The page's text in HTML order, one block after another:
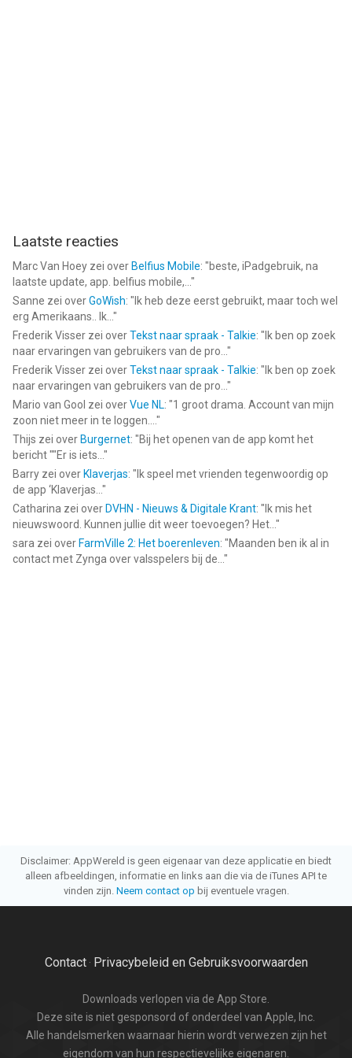
--
zooplus – online dierenwinkel van Zooplus SE is een app voor
iPhone, iPad en iPod touch met iOS versie 17.0 of hoger,
geschikt bevonden voor gebruikers met leeftijden vanaf
.
Informatie voor zooplus – online dierenwinkelis het laatst
vergeleken op 6 Aug om 20:21.
Laatste reacties
Marc Van Hoey zei over Belfius Mobile: "beste, iPadgebruik, na
laatste update, app. belfius mobile,... "
Sanne zei overGoWish: " Ik heb deze eerst gebruikt, maar toch wel
erg Amerikaans.. Ik... "
Frederik Visser zei overTekst naar spraak - Talkie: " Ik ben op zoek
naar ervaringen van gebruikers van de pro... "
Frederik Visser zei overTekst naar spraak - Talkie: " Ik ben op zoek
naar ervaringen van gebruikers van de pro... "
Mario van Gool zei overVue NL: "1 groot drama. Account van mijn
zoon niet meer in te loggen.... "
Thijs zei over Burgernet: "Bij het openen van de app komt het
bericht ""Er is iets... "
Barry zei over Klaverjas: " Ik speel met vrienden tegenwoordig op
de app ‘Klaverjas... "
Catharina zei over DVHN - Nieuws & Digitale Krant: " Ik mis het
nieuwswoord. Kunnen jullie dit weer toevoegen? Het... "
sara zei over FarmVille 2: Het boerenleven: "Maanden ben ik al in
contact met Zynga over valsspelers bij de... "
Disclaimer: AppWereld is geen eigenaar van deze applicatie en biedt
alleen afbeeldingen, informatie en links aan die via de iTunes API te
vinden zijn. Neem contact op bij eventuele vragen.
Contact· Privacybeleid en Gebruiksvoorwaarden
Downloads verlopen via de App Store.
Deze site is niet gesponsord of onderdeel van Apple, Inc.
Alle handelsmerken waarnaar hierin wordt verwezen zijn het
eigendom van hun respectievelijke eigenaren.